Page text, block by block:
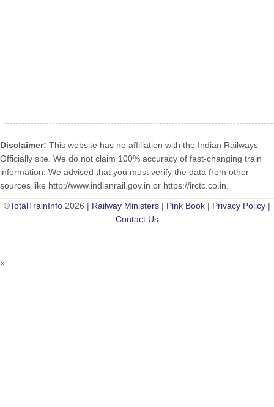
Disclaimer: This website has no affiliation with the Indian Railways
Officially site. We do not claim 100% accuracy of fast-changing train
information. We advised that you must verify the data from other
sources like http://www.indianrail.gov.in or https://irctc.co.in.
©TotalTrainInfo 2026 | Railway Ministers | Pink Book | Privacy Policy |
Contact Us
×